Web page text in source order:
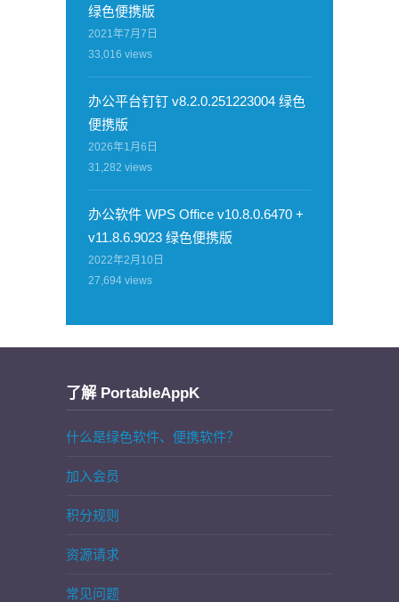
绿色便携版
2021年7月7日
33,016 views
办公平台钉钉 v8.2.0.251223004 绿色
便携版
2026年1月6日
31,282 views
办公软件 WPS Office v10.8.0.6470 +
v11.8.6.9023 绿色便携版
2022年2月10日
27,694 views
了解 PortableAppK
什么是绿色软件、便携软件？
加入会员
积分规则
资源请求
常见问题